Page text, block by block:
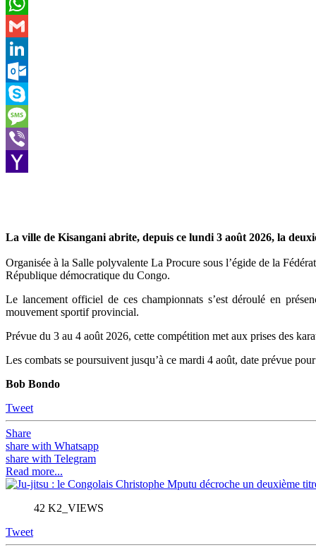
Email
WhatsApp
Gmail
LinkedIn
Outlook.com
Skype
Message
Viber
La ville de Kisangani abrite, depuis ce lundi 3 août 2026, la
Organisée à la Salle polyvalente La Procure sous l’égide de la
République démocratique du Congo.
Le lancement officiel de ces championnats s’est déroulé en
mouvement sportif provincial.
Prévue du 3 au 4 août 2026, cette compétition met aux prises des
Les combats se poursuivent jusqu’à ce mardi 4 août, date prévue
Bob Bondo
Tweet
Share
share with Whatsapp
share with Telegram
Read more...
42 K2_VIEWS
Tweet